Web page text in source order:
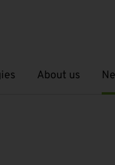
About us
Open submenu